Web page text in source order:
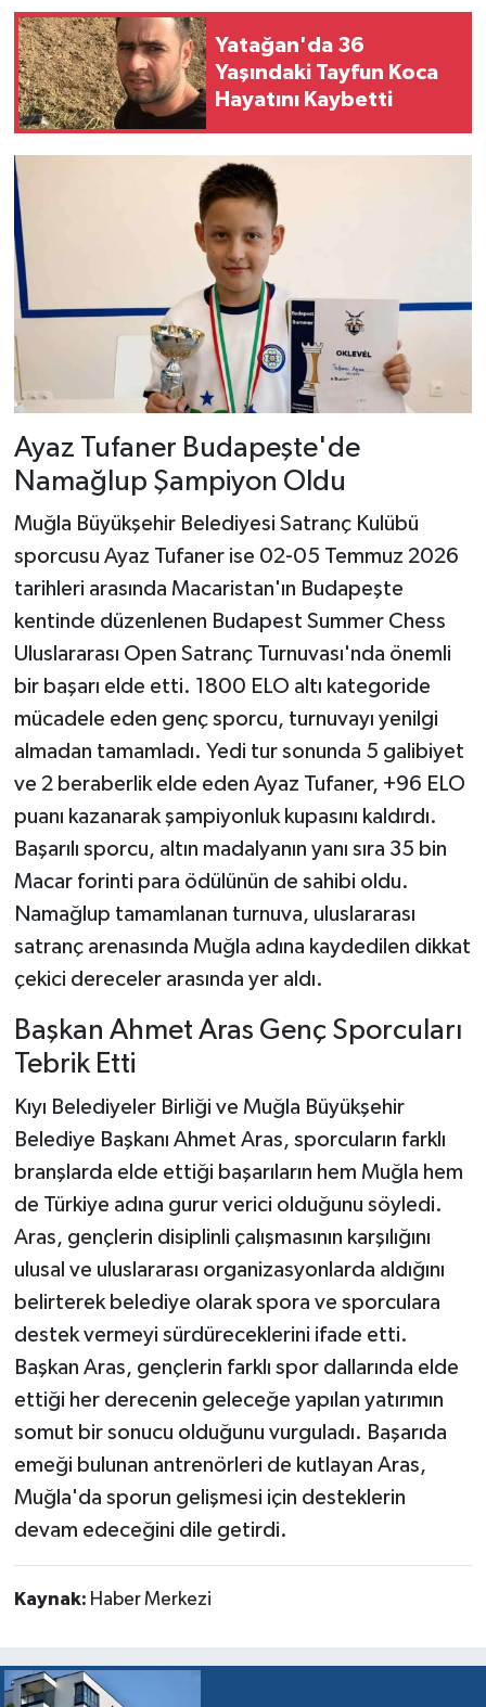
Yatağan'da 36
Yaşındaki Tayfun Koca
Hayatını Kaybetti
Ayaz Tufaner Budapeşte'de
Namağlup Şampiyon Oldu
Muğla Büyükşehir Belediyesi Satranç Kulübü
sporcusu Ayaz Tufaner ise 02-05 Temmuz 2026
tarihleri arasında Macaristan'ın Budapeşte
kentinde düzenlenen Budapest Summer Chess
Uluslararası Open Satranç Turnuvası'nda önemli
bir başarı elde etti. 1800 ELO altı kategoride
mücadele eden genç sporcu, turnuvayı yenilgi
almadan tamamladı. Yedi tur sonunda 5 galibiyet
ve 2 beraberlik elde eden Ayaz Tufaner, +96 ELO
puanı kazanarak şampiyonluk kupasını kaldırdı.
Başarılı sporcu, altın madalyanın yanı sıra 35 bin
Macar forinti para ödülünün de sahibi oldu.
Namağlup tamamlanan turnuva, uluslararası
satranç arenasında Muğla adına kaydedilen dikkat
çekici dereceler arasında yer aldı.
Başkan Ahmet Aras Genç Sporcuları
Tebrik Etti
Kıyı Belediyeler Birliği ve Muğla Büyükşehir
Belediye Başkanı Ahmet Aras, sporcuların farklı
branşlarda elde ettiği başarıların hem Muğla hem
de Türkiye adına gurur verici olduğunu söyledi.
Aras, gençlerin disiplinli çalışmasının karşılığını
ulusal ve uluslararası organizasyonlarda aldığını
belirterek belediye olarak spora ve sporculara
destek vermeyi sürdüreceklerini ifade etti.
Başkan Aras, gençlerin farklı spor dallarında elde
ettiği her derecenin geleceğe yapılan yatırımın
somut bir sonucu olduğunu vurguladı. Başarıda
emeği bulunan antrenörleri de kutlayan Aras,
Muğla'da sporun gelişmesi için desteklerin
devam edeceğini dile getirdi.
Kaynak: Haber Merkezi